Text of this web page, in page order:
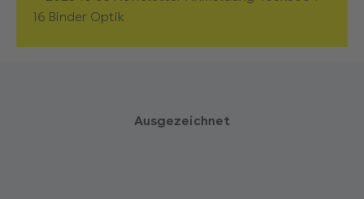
Ausgezeichnet